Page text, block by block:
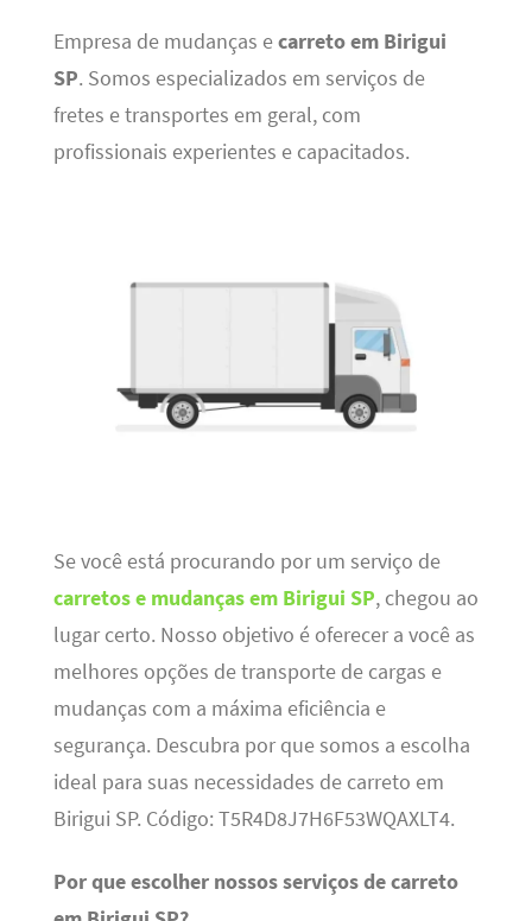
Empresa de mudanças ecarreto em Birigui
SP. Somos especializados em serviços de
fretes e transportes em geral, com
profissionais experientes e capacitados.
Se você está procurando por um serviço de
carretos e mudanças em Birigui SP, chegou ao
lugar certo. Nosso objetivo é oferecer a você as
melhores opções de transporte de cargas e
mudanças com a máxima eficiência e
segurança. Descubra por que somos a escolha
ideal para suas necessidades de carreto em
Birigui SP. Código: T5R4D8J7H6F53WQAXLT4.
Por que escolher nossos serviços de carreto